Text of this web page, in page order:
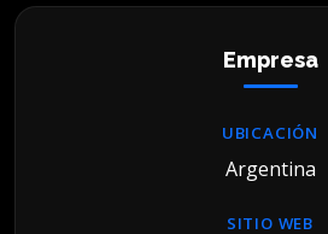
Empresa
UBICACIÓN
Argentina
SITIO WEB